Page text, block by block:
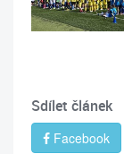
Sdílet článek
Facebook